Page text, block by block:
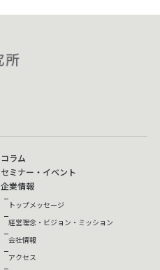
コラム
セミナー・イベント
企業情報
トップメッセージ
経営理念・ビジョン・ミッション
会社情報
アクセス